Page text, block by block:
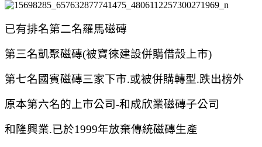
已有排名第二名羅馬磁磚
第三名凱聚磁磚(被寶徠建設併購借殼上市)
第七名國賓磁磚三家下市.或被併購轉型.跌出榜外
原本第六名的上市公司-和成欣業磁磚子公司
和隆興業.已於1999年放棄傳統磁磚生產